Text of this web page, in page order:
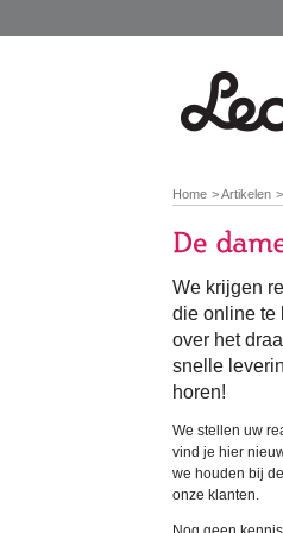
You
are
here:
Home Artikelen
We krijgen
die online te
over het
snelle
horen!
We stellen uw
vind je hier
we houden bij
onze klanten.